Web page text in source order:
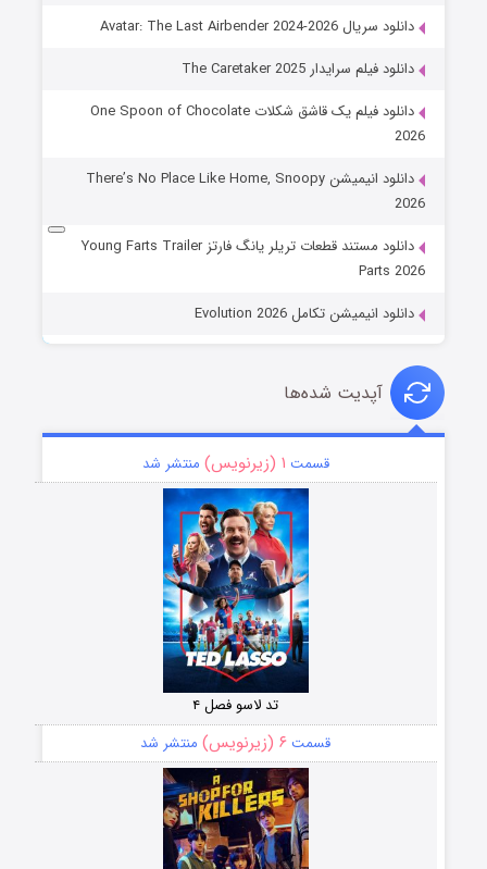
دانلود سریال Avatar: The Last Airbender 2024-2026
دانلود فیلم سرایدار The Caretaker 2025
دانلود فیلم یک قاشق شکلات One Spoon of Chocolate
2026
دانلود انیمیشن There’s No Place Like Home, Snoopy
2026
دانلود مستند قطعات تریلر یانگ فارتز Young Farts Trailer
Parts 2026
دانلود انیمیشن تکامل Evolution 2026
آپدیت شده‌ها
قسمت ۱ (زیرنویس) منتشر شد
تد لاسو فصل ۴
قسمت ۶ (زیرنویس) منتشر شد